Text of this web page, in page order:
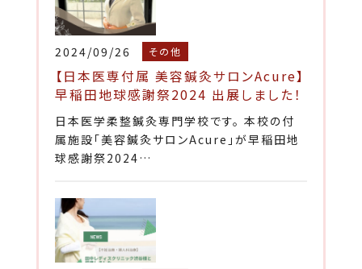
2024/09/26 その他
【日本医専付属 美容鍼灸サロンAcure】
早稲田地球感謝祭2024 出展しました！
日本医学柔整鍼灸専門学校です。 本校の付
属施設「美容鍼灸サロンAcure」が早稲田地
球感謝祭2024…